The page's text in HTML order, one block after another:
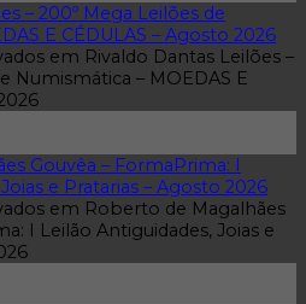
– 200º Mega Leilões de
E CÉDULAS – Agosto 2026
em Rivaldo Dantas Leilões –
Numismática – MOEDAS E
Gouvêa – FormaPrima: I
e Pratarias – Agosto 2026
em Roberto de Magalhães
I Leilão Antiguidades, Joias e